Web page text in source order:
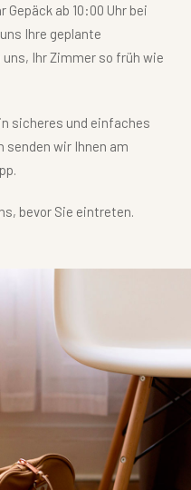
ab 10:00 Uhr bei
Ihre geplante
Ihr Zimmer so früh wie
sicheres und einfaches
senden wir Ihnen am
bevor Sie eintreten.